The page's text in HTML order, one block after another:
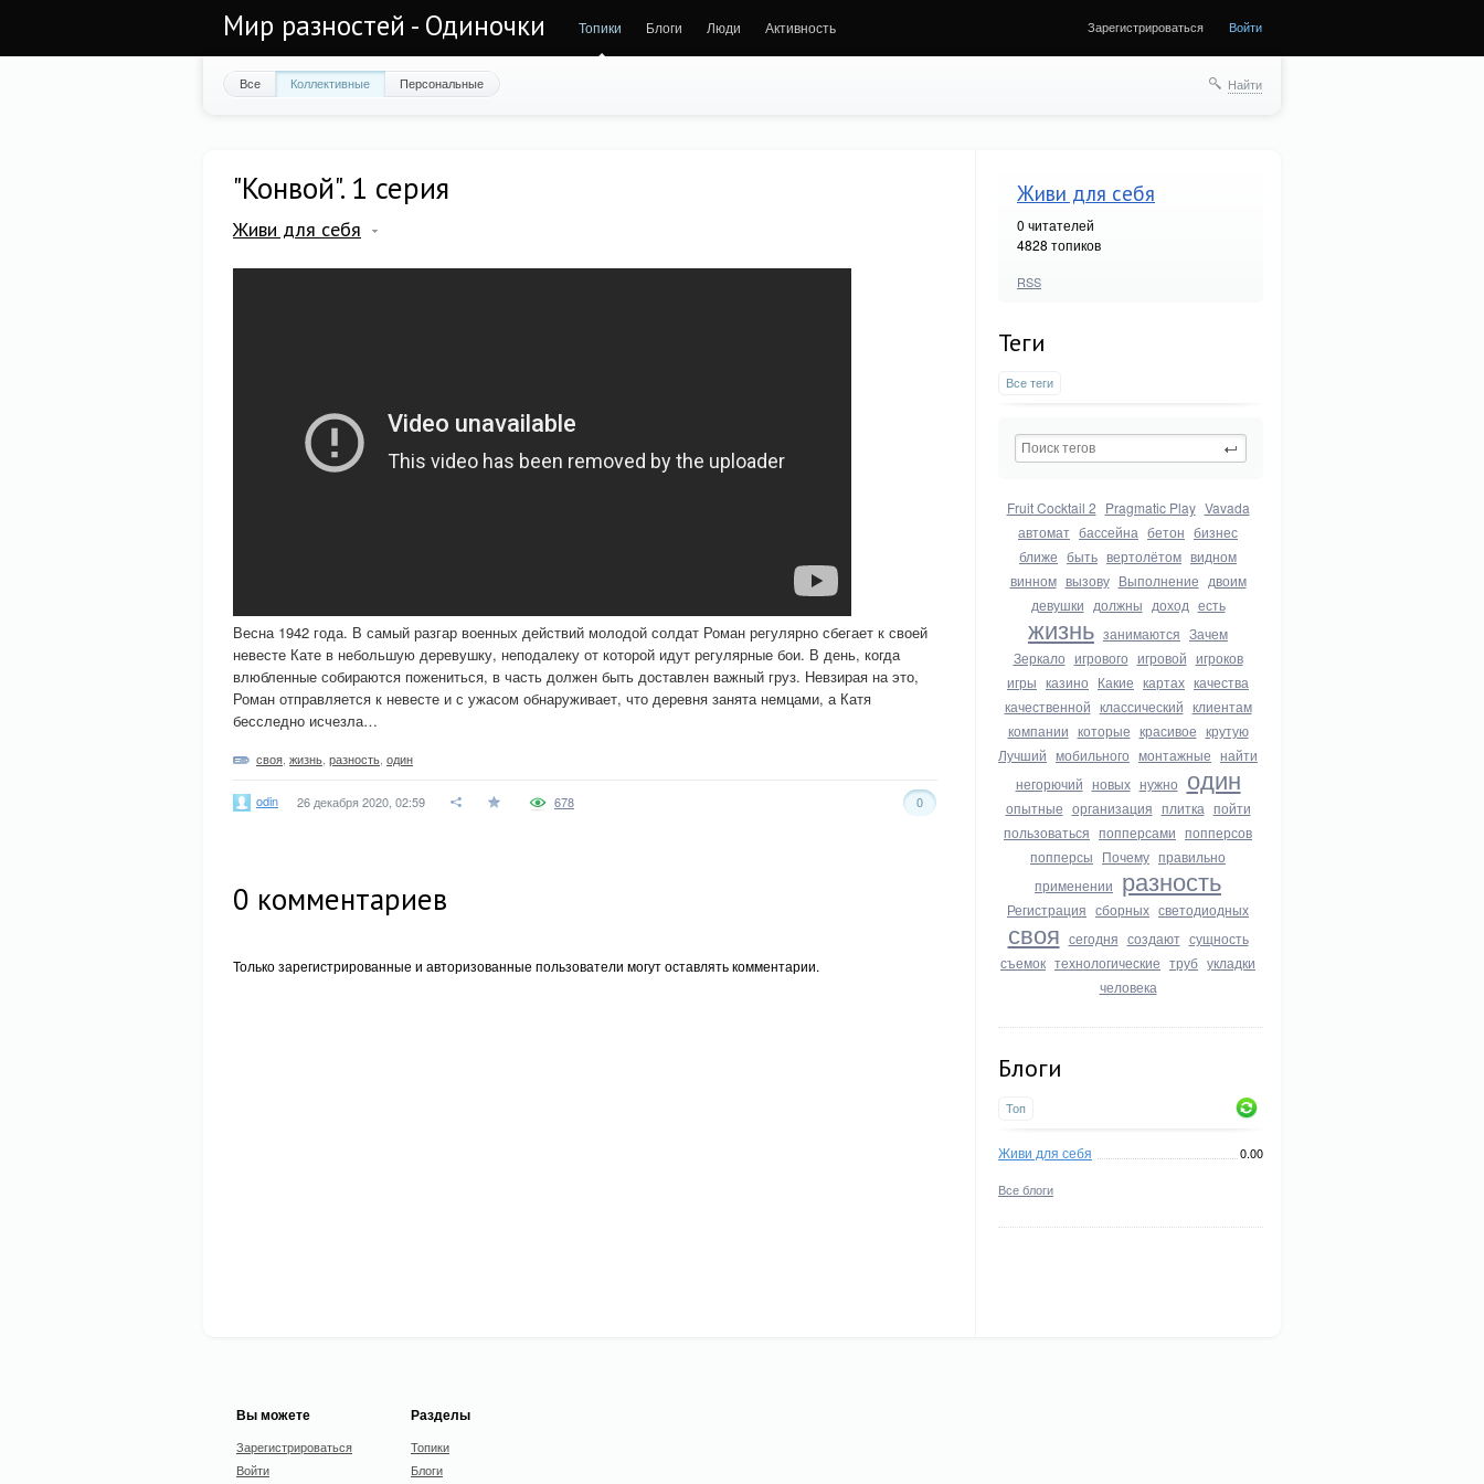
Мир разностей - Одиночки Топики Блоги Люди Активность Зарегистрироваться Войти
Все Коллективные Персональные Найти
Живи для себя
0 читателей
4828 топиков
RSS
Теги
Все теги
Fruit Cocktail 2 Pragmatic Play Vavada
автомат бассейна бетон бизнес
ближе быть вертолётом видном
винном вызову Выполнение двоим
девушки должны доход есть
жизнь занимаются Зачем
Зеркало игрового игровой игроков
игры казино Какие картах качества
качественной классический клиентам
компании которые красивое крутую
Лучший мобильного монтажные найти
негорючий новых нужно один
опытные организация плитка пойти
пользоваться попперсами попперсов
попперсы Почему правильно
применении разность
Регистрация сборных светодиодных
своя сегодня создают сущность
съемок технологические труб укладки
человека
Блоги
Топ
Живи для себя 0.00
Все блоги
"Конвой". 1 серия
Живи для себя
Весна 1942 года. В самый разгар военных действий молодой солдат Роман регулярно сбегает к своей
невесте Кате в небольшую деревушку, неподалеку от которой идут регулярные бои. В день, когда
влюбленные собираются пожениться, в часть должен быть доставлен важный груз. Невзирая на это,
Роман отправляется к невесте и с ужасом обнаруживает, что деревня занята немцами, а Катя
бесследно исчезла…
своя жизнь разность один
odin 26 декабря 2020, 02:59 0
678
0 комментариев
Только зарегистрированные и авторизованные пользователи могут оставлять комментарии.
Вы можете
Зарегистрироваться
Войти
Разделы
Топики
Блоги